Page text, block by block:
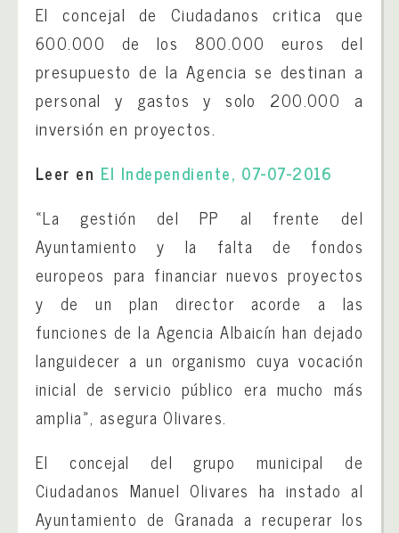
El concejal de Ciudadanos critica que
600.000 de los 800.000 euros del
presupuesto de la Agencia se destinan a
personal y gastos y solo 200.000 a
inversión en proyectos.
Leer en El Independiente, 07-07-2016
«La gestión del PP al frente del
Ayuntamiento y la falta de fondos
europeos para financiar nuevos proyectos
y de un plan director acorde a las
funciones de la Agencia Albaicín han dejado
languidecer a un organismo cuya vocación
inicial de servicio público era mucho más
amplia», asegura Olivares.
El concejal del grupo municipal de
Ciudadanos Manuel Olivares ha instado al
Ayuntamiento de Granada a recuperar los